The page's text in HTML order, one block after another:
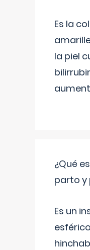
Es la
la piel
¿Qué
parto y
Es un